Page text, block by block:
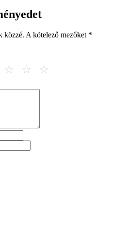
közzé. A kötelező mezőket *